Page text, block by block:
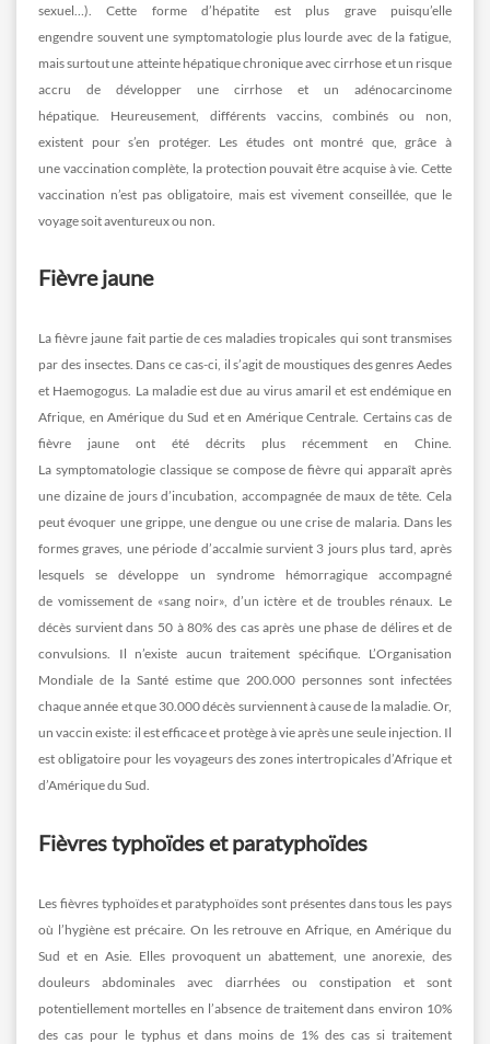
sexuel…). Cette forme d’hépatite est plus grave puisqu’elle
engendre souvent une symptomatologie plus lourde avec de la fatigue,
mais surtout une atteinte hépatique chronique avec cirrhose et un risque
accru de développer une cirrhose et un adénocarcinome
hépatique. Heureusement, différents vaccins, combinés ou non,
existent pour s’en protéger. Les études ont montré que, grâce à
une vaccination complète, la protection pouvait être acquise à vie. Cette
vaccination n’est pas obligatoire, mais est vivement conseillée, que le
voyage soit aventureux ou non.
Fièvre jaune
La fièvre jaune fait partie de ces maladies tropicales qui sont transmises
par des insectes. Dans ce cas-ci, il s’agit de moustiques des genres Aedes
et Haemogogus. La maladie est due au virus amaril et est endémique en
Afrique, en Amérique du Sud et en Amérique Centrale. Certains cas de
fièvre jaune ont été décrits plus récemment en Chine.
La symptomatologie classique se compose de fièvre qui apparaît après
une dizaine de jours d’incubation, accompagnée de maux de tête. Cela
peut évoquer une grippe, une dengue ou une crise de malaria. Dans les
formes graves, une période d’accalmie survient 3 jours plus tard, après
lesquels se développe un syndrome hémorragique accompagné
de vomissement de «sang noir», d’un ictère et de troubles rénaux. Le
décès survient dans 50 à 80% des cas après une phase de délires et de
convulsions. Il n’existe aucun traitement spécifique. L’Organisation
Mondiale de la Santé estime que 200.000 personnes sont infectées
chaque année et que 30.000 décès surviennent à cause de la maladie. Or,
un vaccin existe: il est efficace et protège à vie après une seule injection. Il
est obligatoire pour les voyageurs des zones intertropicales d’Afrique et
d’Amérique du Sud.
Fièvres typhoïdes et paratyphoïdes
Les fièvres typhoïdes et paratyphoïdes sont présentes dans tous les pays
où l’hygiène est précaire. On les retrouve en Afrique, en Amérique du
Sud et en Asie. Elles provoquent un abattement, une anorexie, des
douleurs abdominales avec diarrhées ou constipation et sont
potentiellement mortelles en l’absence de traitement dans environ 10%
des cas pour le typhus et dans moins de 1% des cas si traitement